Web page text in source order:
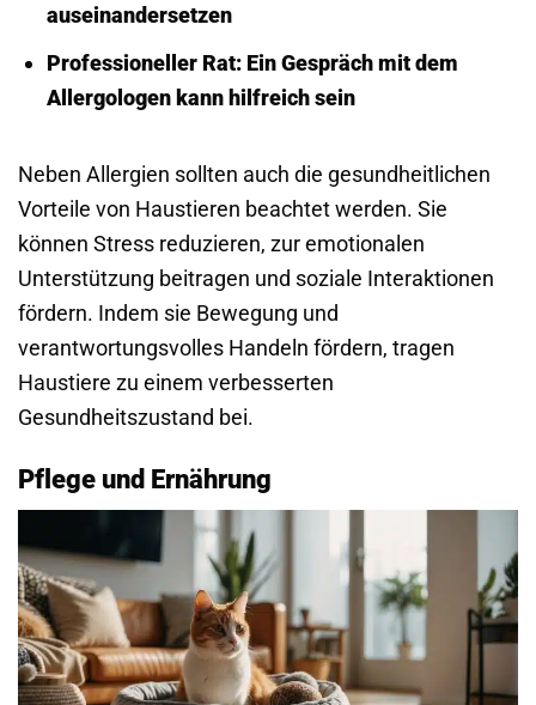
auseinandersetzen
Professioneller Rat: Ein Gespräch mit dem
Allergologen kann hilfreich sein
Neben Allergien sollten auch die gesundheitlichen
Vorteile von Haustieren beachtet werden. Sie
können Stress reduzieren, zur emotionalen
Unterstützung beitragen und soziale Interaktionen
fördern. Indem sie Bewegung und
verantwortungsvolles Handeln fördern, tragen
Haustiere zu einem verbesserten
Gesundheitszustand bei.
Pflege und Ernährung